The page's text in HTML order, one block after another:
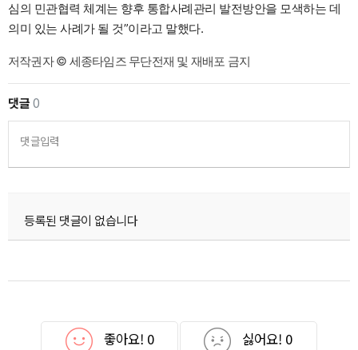
심의 민관협력 체계는 향후 통합사례관리 발전방안을 모색하는 데
의미 있는 사례가 될 것”이라고 말했다.
저작권자 © 세종타임즈 무단전재 및 재배포 금지
댓글0
댓글입력
등록된 댓글이 없습니다
좋아요! 0 싫어요! 0